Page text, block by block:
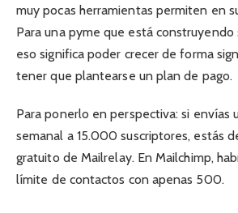
muy pocas herramientas permiten en
Para una pyme que está construyendo
eso significa poder crecer de forma
tener que plantearse un plan de pago.
Para ponerlo en perspectiva: si envías
semanal a 15.000 suscriptores, estás
gratuito de Mailrelay. En Mailchimp,
límite de contactos con apenas 500.